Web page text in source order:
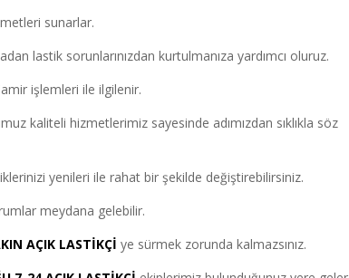
sunarlar.
lastik sorunlarınızdan kurtulmanıza yardımcı oluruz.
işlemleri ile ilgilenir.
kaliteli hizmetlerimiz sayesinde adımızdan sıklıkla söz
yenileri ile rahat bir şekilde değiştirebilirsiniz.
meydana gelebilir.
AÇIK LASTİKÇİ ye sürmek zorunda kalmazsınız.